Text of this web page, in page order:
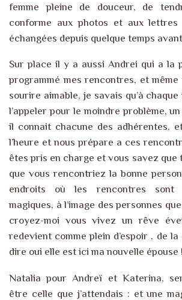
femme pleine de douceur, de
conforme aux photos et aux lettres
échangées depuis quelque temps
Sur place il y a aussi Andrei qui a la
programmé mes rencontres, et
sourire aimable, je savais qu’à
l’appeler pour le moindre problème,
il connait chacune des adhérentes,
l’heure et nous prépare a ces
êtes pris en charge et vous savez
que vous rencontriez la bonne
endroits où les rencontres sont
magiques, à l’image des personnes
croyez-moi vous vivez un rêve
redevient comme plein d’espoir , de
dire oui elle est ici ma nouvelle épouse
Natalia pour Andreï et Katerina,
être celle que j’attendais : et une